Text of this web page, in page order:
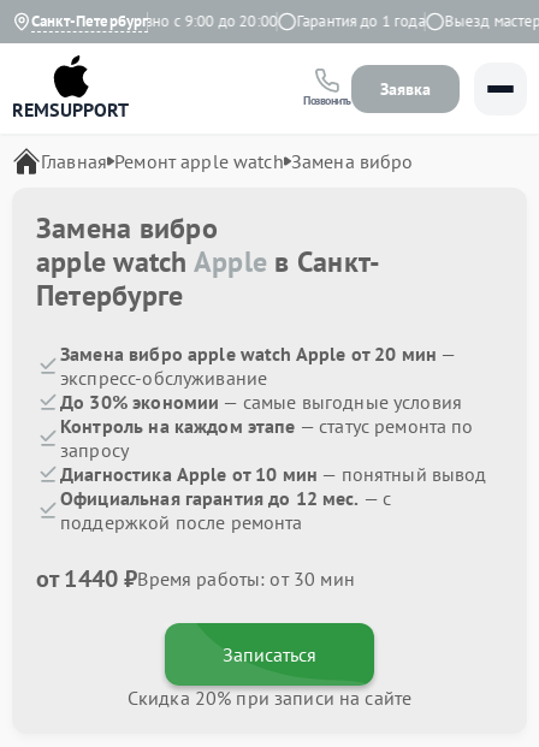
Санкт-Петербург
Ежедневно с 9:00 до 20:00 Гарантия до 1 года Выезд мастера
REMSUPPORT Позвонить
Заявка
Главная Ремонт apple watch Замена вибро
Замена вибро
apple watch Apple в Санкт-
Петербурге
Замена вибро apple watch Apple от 20 мин —
экспресс-обслуживание
До 30% экономии — самые выгодные условия
Контроль на каждом этапе — статус ремонта по
запросу
Диагностика Apple от 10 мин — понятный вывод
Официальная гарантия до 12 мес. — с
поддержкой после ремонта
от 1440 ₽Время работы: от 30 мин
Записаться
Скидка 20% при записи на сайте